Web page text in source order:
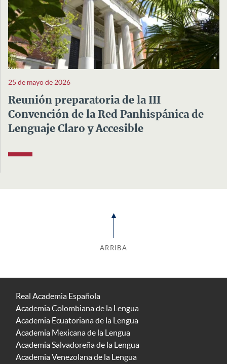
25 de mayo de 2026
Reunión preparatoria de la III
Convención de la Red Panhispánica de
Lenguaje Claro y Accesible
ARRIBA
Real Academia Española
Academia Colombiana de la Lengua
Academia Ecuatoriana de la Lengua
Academia Mexicana de la Lengua
Academia Salvadoreña de la Lengua
Academia Venezolana de la Lengua